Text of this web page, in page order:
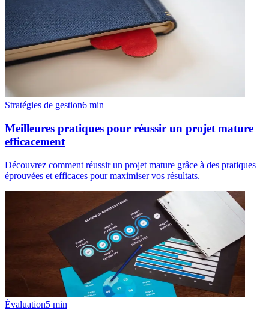
Stratégies de gestion6 min
Meilleures pratiques pour réussir un projet mature
efficacement
Découvrez comment réussir un projet mature grâce à des pratiques
éprouvées et efficaces pour maximiser vos résultats.
Évaluation5 min